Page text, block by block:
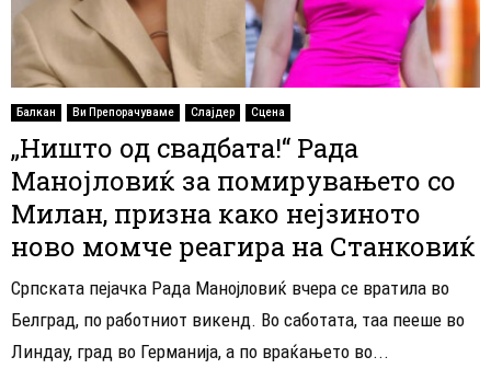
Балкан Ви Препорачуваме Слајдер Сцена
„Ништо од свадбата!“ Рада
Манојловиќ за помирувањето со
Милан, призна како нејзиното
ново момче реагира на Станковиќ
Српската пејачка Рада Манојловиќ вчера се вратила во
Белград, по работниот викенд. Во саботата, таа пееше во
Линдау, град во Германија, а по враќањето во...